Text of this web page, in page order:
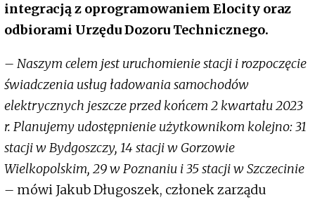
integracją z oprogramowaniem Elocity oraz
odbiorami Urzędu Dozoru Technicznego.
– Naszym celem jest uruchomienie stacji i rozpoczęcie
świadczenia usług ładowania samochodów
elektrycznych jeszcze przed końcem 2 kwartału 2023
r. Planujemy udostępnienie użytkownikom kolejno: 31
stacji w Bydgoszczy, 14 stacji w Gorzowie
Wielkopolskim, 29 w Poznaniu i 35 stacji w Szczecinie
– mówi Jakub Długoszek, członek zarządu